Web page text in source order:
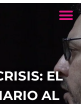
EL
AL